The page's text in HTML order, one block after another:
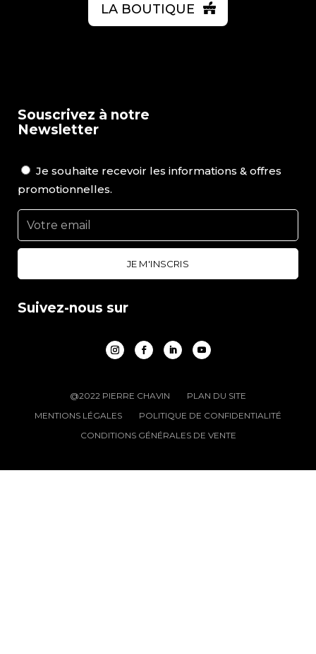
LA BOUTIQUE
Souscrivez à notre
Newsletter
Je souhaite recevoir les informations & offres
promotionnelles.
Suivez-nous sur
@2022 PIERRE CHAVIN
PLAN DU SITE
MENTIONS LÉGALES
POLITIQUE DE CONFIDENTIALITÉ
CONDITIONS GÉNÉRALES DE VENTE